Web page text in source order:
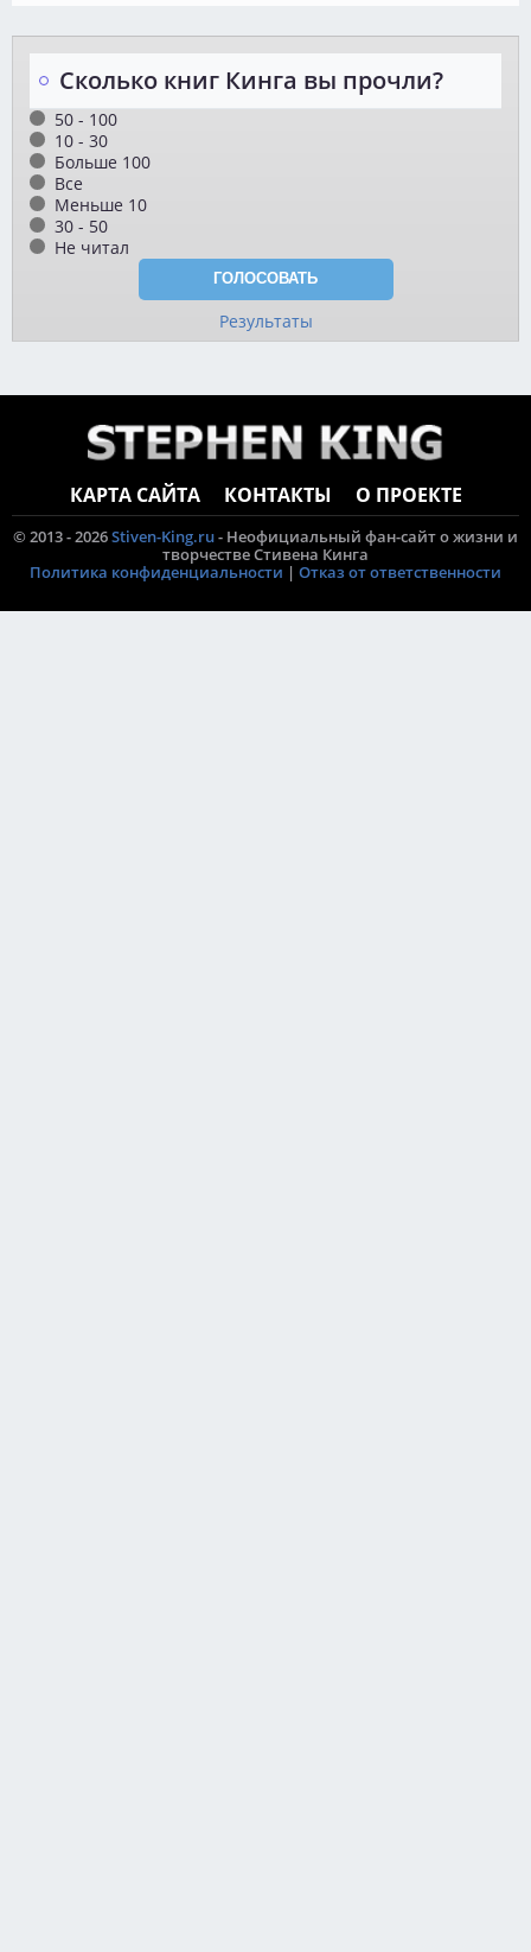
Сколько книг Кинга вы прочли?
50 - 100
10 - 30
Больше 100
Все
Меньше 10
30 - 50
Не читал
Результаты
КАРТА САЙТА КОНТАКТЫ О ПРОЕКТЕ
© 2013 - 2026Stiven-King.ru- Неофициальный фан-сайт о жизни и
творчестве Стивена Кинга
Политика конфиденциальности | Отказ от ответственности